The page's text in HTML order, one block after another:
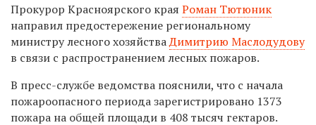
Прокурор Красноярского края Роман Тютюник
направил предостережение региональному
министру лесного хозяйстваДимитрию Маслодудову
в связи с распространением лесных пожаров.
В пресс-службе ведомства пояснили, что с начала
пожароопасного периода зарегистрировано 1373
пожара на общей площади в 408 тысяч гектаров.